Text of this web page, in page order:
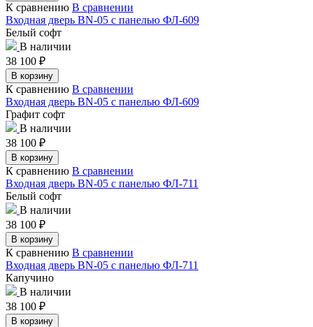
К сравнению В сравнении
Входная дверь BN-05 с панелью ФЛ-609
Белый софт
В наличии
38 100 ₽
В корзину
К сравнению В сравнении
Входная дверь BN-05 с панелью ФЛ-609
Графит софт
В наличии
38 100 ₽
В корзину
К сравнению В сравнении
Входная дверь BN-05 с панелью ФЛ-711
Белый софт
В наличии
38 100 ₽
В корзину
К сравнению В сравнении
Входная дверь BN-05 с панелью ФЛ-711
Капучино
В наличии
38 100 ₽
В корзину